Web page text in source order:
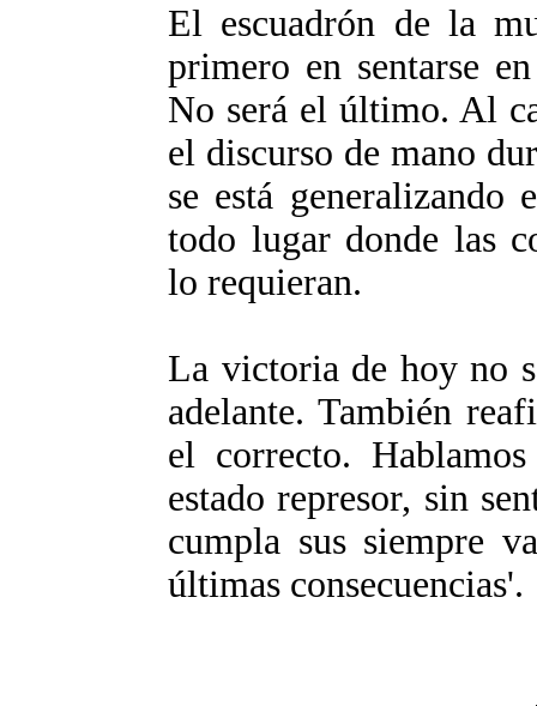
El escuadrón de la
primero en sentarse
No será el último. Al
el discurso de mano
se está
todo lugar donde las
lo requieran.
La victoria de hoy no
adelante. También
el correcto.
estado represor, sin
cumpla sus siempre
últimas consecuencias'.